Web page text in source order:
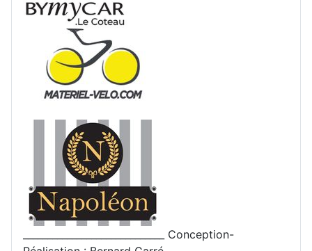
_____________________________ Conception-